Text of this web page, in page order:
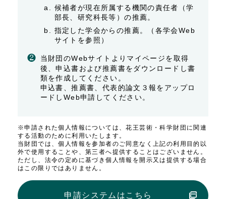
候補者が現在所属する機関の責任者（学
部長、研究科長等）の推薦。
指定した学会からの推薦。（各学会Web
サイトを参照）
❷
当財団のWebサイトよりマイページを取得
後、申込書および推薦書をダウンロードし書
類を作成してください。
申込書、推薦書、代表的論文３報をアップロ
ードしWeb申請してください。
※申請された個人情報については、花王芸術・科学財団に関連
する活動のために利用いたします。
当財団では、個人情報を参加者のご同意なく上記の利用目的以
外で使用することや、第三者へ提供することはございません。
ただし、法令の定めに基づき個人情報を開示又は提供する場合
はこの限りではありません。
申請システムはこちら